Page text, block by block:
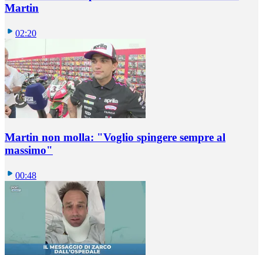
Martin
02:20
Martin non molla: "Voglio spingere sempre al
massimo"
00:48